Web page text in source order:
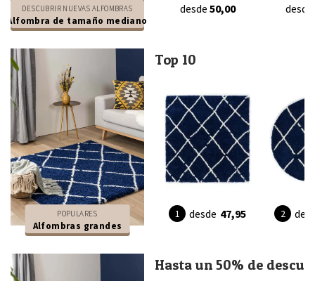
DESCUBRIR NUEVAS ALFOMBRAS
Alfombra de tamaño mediano
desde 50,00 desde
POPULARES
Alfombras grandes
Top 10
desde 47,95
Hasta un 50% de